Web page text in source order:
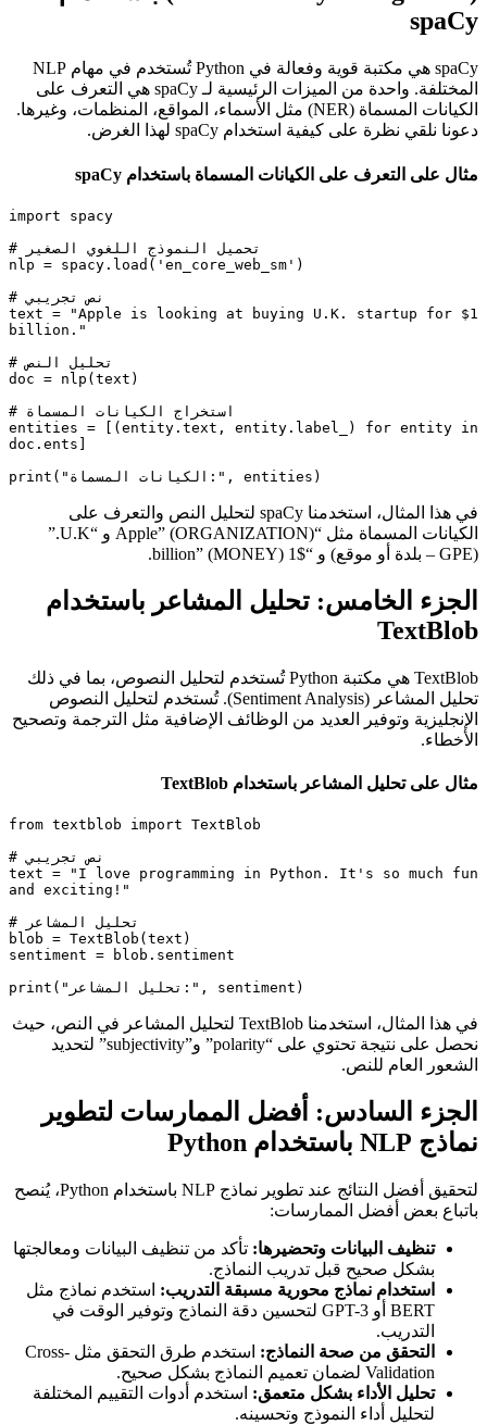
spaCy
spaCy هي مكتبة قوية وفعالة في Python تُستخدم في مهام NLP
المختلفة. واحدة من الميزات الرئيسية لـ spaCy هي التعرف على
الكيانات المسماة (NER) مثل الأسماء، المواقع، المنظمات، وغيرها.
دعونا نلقي نظرة على كيفية استخدام spaCy لهذا الغرض.
مثال على التعرف على الكيانات المسماة باستخدام spaCy
import spacy
# تحميل النموذج اللغوي الصغير
nlp = spacy.load('en_core_web_sm')
# نص تجريبي
text = "Apple is looking at buying U.K. startup for $1
billion."
# تحليل النص
doc = nlp(text)
# استخراج الكيانات المسماة
entities = [(entity.text, entity.label_) for entity in
doc.ents]
print("الكيانات المسماة:", entities)
في هذا المثال، استخدمنا spaCy لتحليل النص والتعرف على
الكيانات المسماة مثل “Apple” (ORGANIZATION) و “U.K.”
(GPE – بلدة أو موقع) و “$1 billion” (MONEY).
الجزء الخامس: تحليل المشاعر باستخدام
TextBlob
TextBlob هي مكتبة Python تُستخدم لتحليل النصوص، بما في ذلك
تحليل المشاعر (Sentiment Analysis). تُستخدم لتحليل النصوص
الإنجليزية وتوفير العديد من الوظائف الإضافية مثل الترجمة وتصحيح
الأخطاء.
مثال على تحليل المشاعر باستخدام TextBlob
from textblob import TextBlob
# نص تجريبي
text = "I love programming in Python. It's so much fun
and exciting!"
# تحليل المشاعر
blob = TextBlob(text)
sentiment = blob.sentiment
print("تحليل المشاعر:", sentiment)
في هذا المثال، استخدمنا TextBlob لتحليل المشاعر في النص، حيث
نحصل على نتيجة تحتوي على “polarity” و”subjectivity” لتحديد
الشعور العام للنص.
الجزء السادس: أفضل الممارسات لتطوير
نماذج NLP باستخدام Python
لتحقيق أفضل النتائج عند تطوير نماذج NLP باستخدام Python، يُنصح
باتباع بعض أفضل الممارسات:
تنظيف البيانات وتحضيرها: تأكد من تنظيف البيانات ومعالجتها
بشكل صحيح قبل تدريب النماذج.
استخدام نماذج محورية مسبقة التدريب: استخدم نماذج مثل
BERT أو GPT-3 لتحسين دقة النماذج وتوفير الوقت في
التدريب.
التحقق من صحة النماذج:
استخدم طرق التحقق مثل Cross-
Validation لضمان تعميم النماذج بشكل صحيح.
تحليل الأداء بشكل متعمق: استخدم أدوات التقييم المختلفة
لتحليل أداء النموذج وتحسينه.